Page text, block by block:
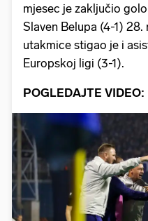
mjesec je zaključio
Slaven Belupa (4-1)
utakmice stigao je i
Europskoj ligi (3-1).
POGLEDAJTE VIDEO: